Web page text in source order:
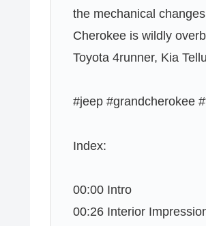
the mechanical
Cherokee is wildly
Toyota 4runner, Kia
#jeep #grandcherokee
Index:
00:00 Intro
00:26 Interior